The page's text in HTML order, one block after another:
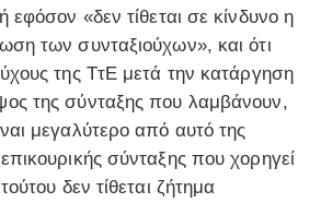
εφόσον «δεν τίθεται σε κίνδυνο η
των συνταξιούχων», και ότι
της ΤτΕ μετά την κατάργηση
της σύνταξης που λαμβάνουν,
μεγαλύτερο από αυτό της
σύνταξης που χορηγεί
δεν τίθεται ζήτημα